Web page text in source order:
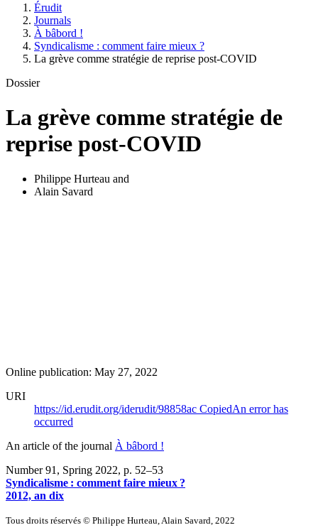
Érudit
Journals
À bâbord !
Syndicalisme : comment faire mieux ?
La grève comme stratégie de reprise post-COVID
Dossier
La grève comme stratégie de
reprise post-COVID
Philippe Hurteau and
Alain Savard
Online publication: May 27, 2022
URI
https://id.erudit.org/iderudit/98858ac CopiedAn error has
occurred
An article of the journal À bâbord !
Number 91, Spring 2022, p. 52–53
Syndicalisme : comment faire mieux ?
2012, an dix
Tous droits réservés © Philippe Hurteau, Alain Savard, 2022